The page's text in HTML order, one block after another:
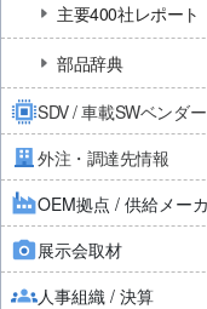
主要400社レポート
部品辞典
SDV / 車載SWベンダー
外注・調達先情報
OEM拠点 / 供給メー
展示会取材
人事組織 / 決算